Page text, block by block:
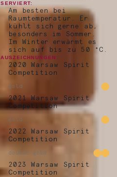
SERVIERT:
Am besten bei
Raumtemperatur. Er
kühlt sich gerne ab,
besonders im Sommer.
Im Winter erwärmt es
sich auf bis zu 50 °C.
AUSZEICHNUNGEN:
2020 Warsaw Spirit
Competition
gold
2021 Warsaw Spirit
Competition
gold
2022 Warsaw Spirit
Competition
double gold
2023 Warsaw Spirit
Competition